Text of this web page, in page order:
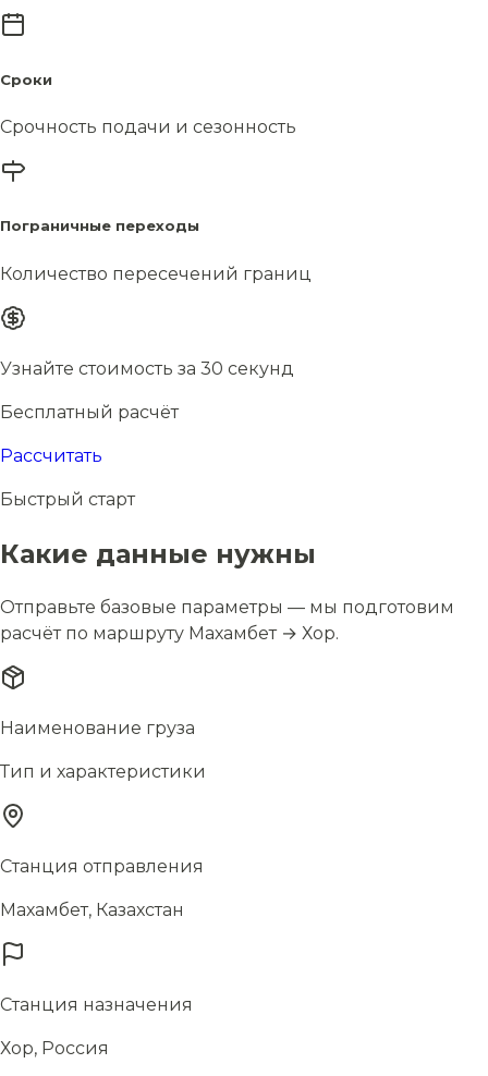
Сроки
Срочность подачи и сезонность
Пограничные переходы
Количество пересечений границ
Узнайте стоимость за 30 секунд
Бесплатный расчёт
Рассчитать
Быстрый старт
Какие данные нужны
Отправьте базовые параметры — мы подготовим
расчёт по маршруту Махамбет → Хор.
Наименование груза
Тип и характеристики
Станция отправления
Махамбет, Казахстан
Станция назначения
Хор, Россия